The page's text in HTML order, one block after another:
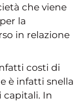
che viene
la
in relazione
costi di
è infatti snella
capitali. In